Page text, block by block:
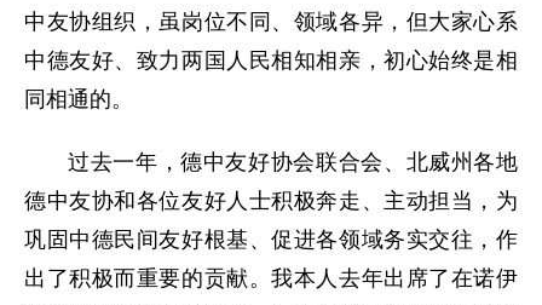
中友协组织，虽岗位不同、领域各异，但大家心系
中德友好、致力两国人民相知相亲，初心始终是相
同相通的。
过去一年，德中友好协会联合会、 北威州各地
德中友协和各位友好人士积极奔走、主动担当，为
巩固中德民间友好根基、促进各领域务实交往，作
出了积极而重要的贡献。我本人去年出席了在诺伊